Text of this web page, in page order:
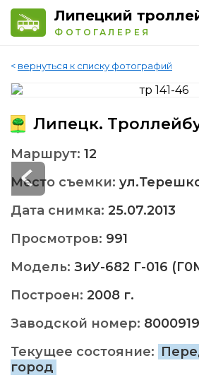
Липецкий
ФОТОГАЛЕРЕЯ
< вернуться к списку фотографий
Липецк.
Маршрут: 12
Место съемки:
Дата снимка: 25.07.2013
Просмотров: 991
Модель: ЗиУ-682 Г-016
Построен: 2008 г.
Заводской номер:
Текущее состояние:
город